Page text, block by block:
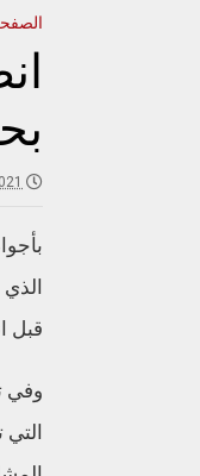
قبل
وفي